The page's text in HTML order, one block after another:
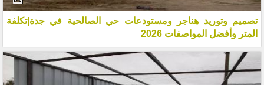
تصميم وتوريد هناجر ومستودعات حي الصالحية في جدة|تكلفة
المتر وأفضل المواصفات 2026